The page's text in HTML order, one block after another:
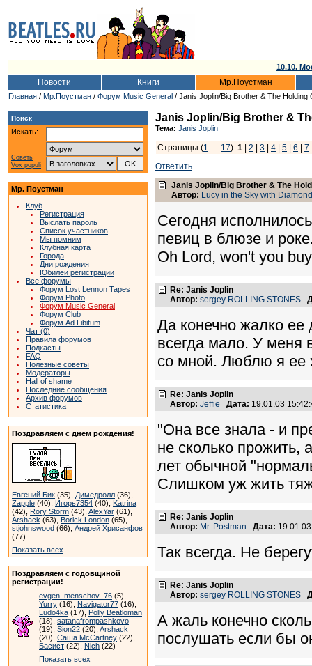
10.10.
Новости Книги Мр.Поустман
Главная / Мр.Поустман / Форум Music General / Janis Joplin/Big Brother & The Holding
Поиск
Искать:
Советы
Vox populi
Мр. Поустман
Клуб
Регистрация
Выслать пароль
Список участников
Мы помним
Клубная карта
Города
Дни рождения
Юбилеи регистрации
Все форумы
Форум Lost Lennon Tapes
Форум Photo
Форум Music General
Форум Club
Форум Ad Libitum
Чат (0)
Правила форумов
Подкасты
FAQ
Полезные советы
Модераторы
Hall of shame
Последние сообщения
Архив форумов
Статистика
Поздравляем с днем рождения!
Евгений Бик (35), Димедролл (36),
Zapple (40), Игорь7354 (40), Katrina
(42), Rory Storm (43), AlexYar (61),
Arshack (63), Borick London (65),
stjohnswood (66), Андрей Хрисанфов
(77)
Показать всех
Поздравляем с годовщиной
регистрации!
evgen_menschov_76 (5),
Yurry (16), Navigator77 (16),
Ludo4ka (17), Polly Beatloman
(18), satanafrompashkovo
(19), Sion22 (20), Arshack
(20), Саша McCartney (22),
Басист (22), Nich (22)
Показать всех
Janis Joplin/Big Brother &
Тема: Janis Joplin
Страницы (1 … 17): 1 2 3 4 5 6 7
Ответить
Janis Joplin/Big Brother & The
Автор: Lucy in the Sky with
Сегодня
певиц в блюзе и
Oh Lord, won't you
Re: Janis Joplin
Автор: sergey ROLLING STONES
Да конечно жалко
всегда мало. У меня
со мной. Люблю я ее
Re: Janis Joplin
Автор: Jeffie Дата: 19.01.03
"Она все знала - и
не сколько прожить,
лет обычной
Слишком уж жить
Re: Janis Joplin
Автор: Mr. Postman Дата:
Так всегда. Не
Re: Janis Joplin
Автор: sergey ROLLING STONES
А жаль конечно
послушать если бы